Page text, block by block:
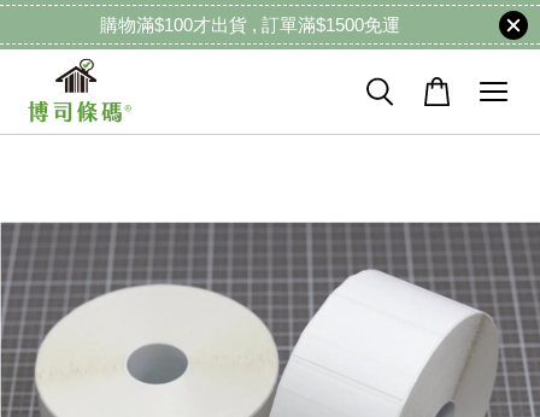
購物滿$100才出貨 , 訂單滿$1500免運